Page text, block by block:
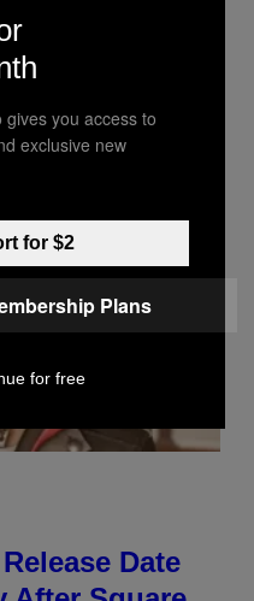
Date
you access to
exclusive new
for $2
Plans
for free